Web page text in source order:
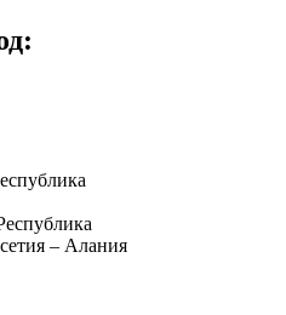
– Алания